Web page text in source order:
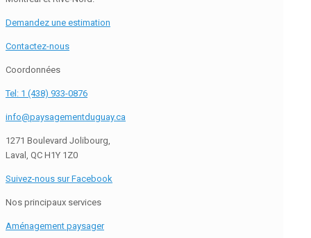
Demandez une estimation
Contactez-nous
Coordonnées
Tel: 1 (438) 933-0876
info@paysagementduguay.ca
1271 Boulevard Jolibourg,
Laval, QC H1Y 1Z0
Suivez-nous sur Facebook
Nos principaux services
Aménagement paysager